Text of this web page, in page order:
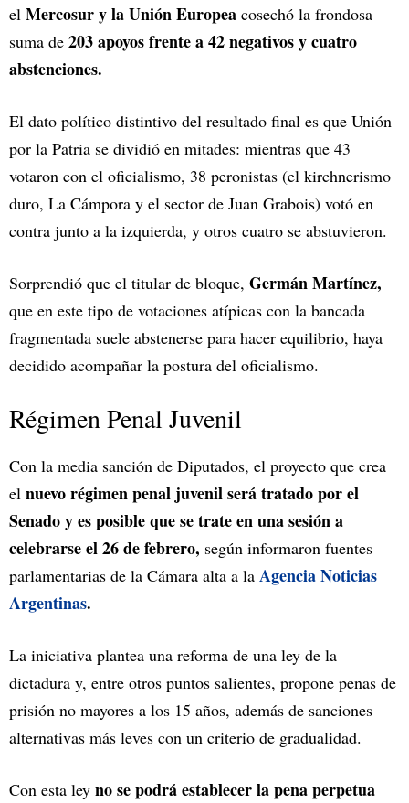
el Mercosur y la Unión Europea cosechó la frondosa
suma de 203 apoyos frente a 42 negativos y cuatro
abstenciones.
El dato político distintivo del resultado final es que Unión
por la Patria se dividió en mitades: mientras que 43
votaron con el oficialismo, 38 peronistas (el kirchnerismo
duro, La Cámpora y el sector de Juan Grabois) votó en
contra junto a la izquierda, y otros cuatro se abstuvieron.
Sorprendió que el titular de bloque, Germán Martínez,
que en este tipo de votaciones atípicas con la bancada
fragmentada suele abstenerse para hacer equilibrio, haya
decidido acompañar la postura del oficialismo.
Régimen Penal Juvenil
Con la media sanción de Diputados, el proyecto que crea
el nuevo régimen penal juvenil será tratado por el
Senado y es posible que se trate en una sesión a
celebrarse el 26 de febrero, según informaron fuentes
parlamentarias de la Cámara alta a la Agencia Noticias
Argentinas.
La iniciativa plantea una reforma de una ley de la
dictadura y, entre otros puntos salientes, propone penas de
prisión no mayores a los 15 años, además de sanciones
alternativas más leves con un criterio de gradualidad.
Con esta ley no se podrá establecer la pena perpetua